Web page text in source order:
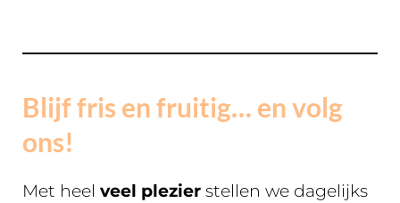
Blijf fris en fruitig… en volg
ons!
Met heel veel plezier stellen we dagelijks